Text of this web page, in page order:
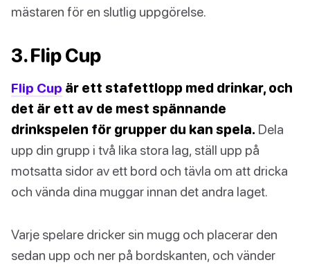
mästaren för en slutlig uppgörelse.
3. Flip Cup
Flip Cup är ett stafettlopp med drinkar, och
det är ett av de mest spännande
drinkspelen för grupper du kan spela. Dela
upp din grupp i två lika stora lag, ställ upp på
motsatta sidor av ett bord och tävla om att dricka
och vända dina muggar innan det andra laget.
Varje spelare dricker sin mugg och placerar den
sedan upp och ner på bordskanten, och vänder